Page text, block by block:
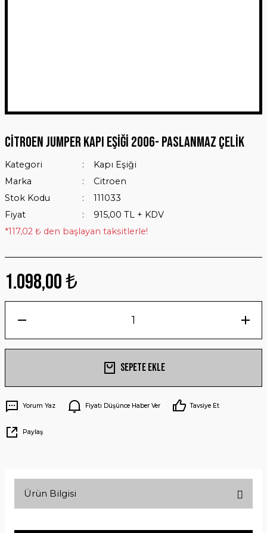
Citroen Jumper Kapı Eşiği 2006- Paslanmaz Çelik
Kategori
Kapı Eşiği
Marka
Citroen
Stok Kodu
111033
Fiyat
915,00 TL + KDV
*117,02 ₺ den başlayan taksitlerle!
1.098,00 ₺
Sepete Ekle
Yorum Yaz Fiyatı Düşünce Haber Ver Tavsiye Et
Paylaş
Ürün Bilgisi